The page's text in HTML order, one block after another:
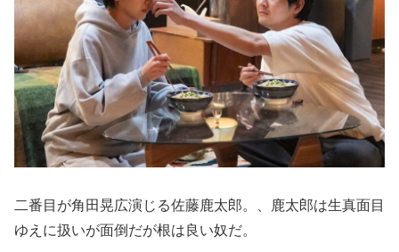
二番目が角田晃広演じる佐藤鹿太郎。、鹿太郎は生真面目
ゆえに扱いが面倒だが根は良い奴だ。